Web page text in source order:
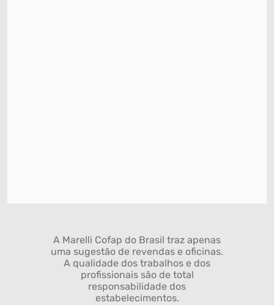
A Marelli Cofap do Brasil traz apenas
uma sugestão de revendas e oficinas.
A qualidade dos trabalhos e dos
profissionais são de total
responsabilidade dos
estabelecimentos.